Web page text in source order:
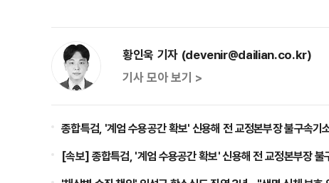
황인욱 기자 (devenir@dailian.co.kr)
기사 모아 보기 >
종합특검, '계엄 수용공간 확보' 신용해 전 교정본부장 불구속기
[속보] 종합특검, '계엄 수용공간 확보' 신용해 전 교정본부장 불